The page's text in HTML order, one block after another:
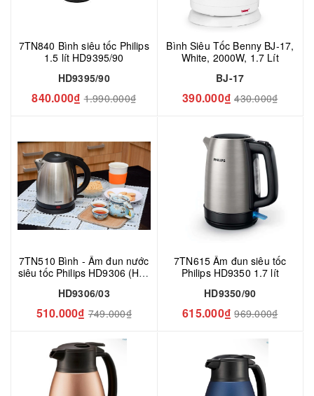
7TN840 Bình siêu tốc Philips
1.5 lít HD9395/90
HD9395/90
840.000₫ 1.990.000₫
Bình Siêu Tốc Benny BJ-17,
White, 2000W, 1.7 Lít
BJ-17
390.000₫ 430.000₫
7TN510 Bình - Ấm đun nước
siêu tốc Philips HD9306 (HD-
HD9306/03
510.000₫ 749.000₫
7TN615 Ấm đun siêu tốc
Philips HD9350 1.7 lít
HD9350/90
615.000₫ 969.000₫